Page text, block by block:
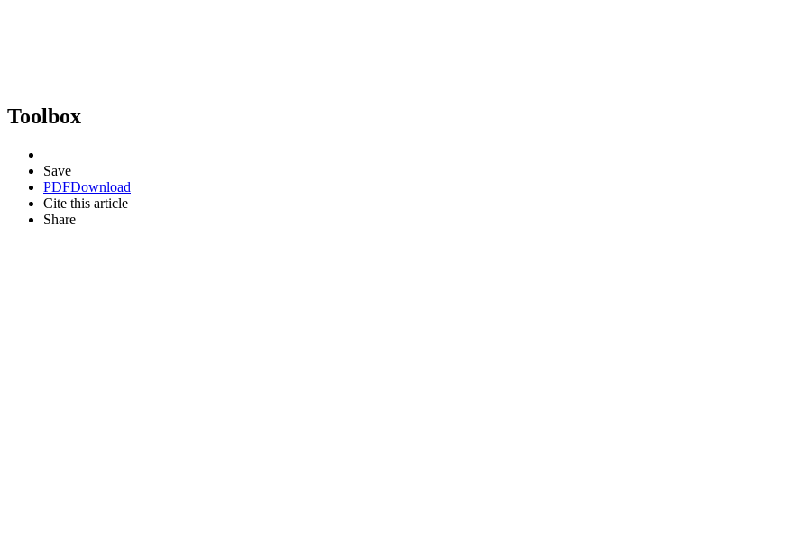
Toolbox
Save
PDFDownload
Cite this article
Share